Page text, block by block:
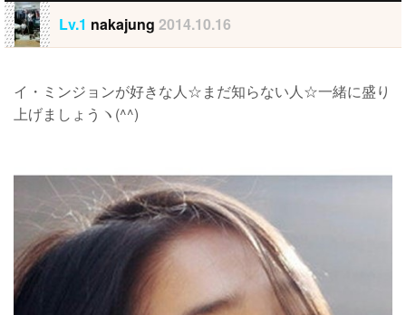
Lv.1 nakajung 2014.10.16
イ・ミンジョンが好きな人☆まだ知らない人☆一緒に盛り
上げましょうヽ(^^)